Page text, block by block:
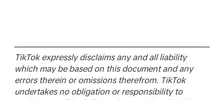
TikTok expressly disclaims any and all liability
which may be based on this document and any
errors therein or omissions therefrom. TikTok
undertakes no obligation or responsibility to